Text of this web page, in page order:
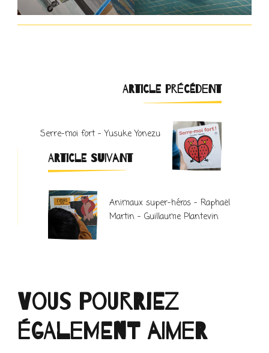
Navigation
d'article
ARTICLE PRÉCÉDENT
Serre-moi fort – Yusuke Yonezu
ARTICLE SUIVANT
Animaux super-héros – Raphaël
Martin – Guillaume Plantevin
Vous pourriez
également aimer